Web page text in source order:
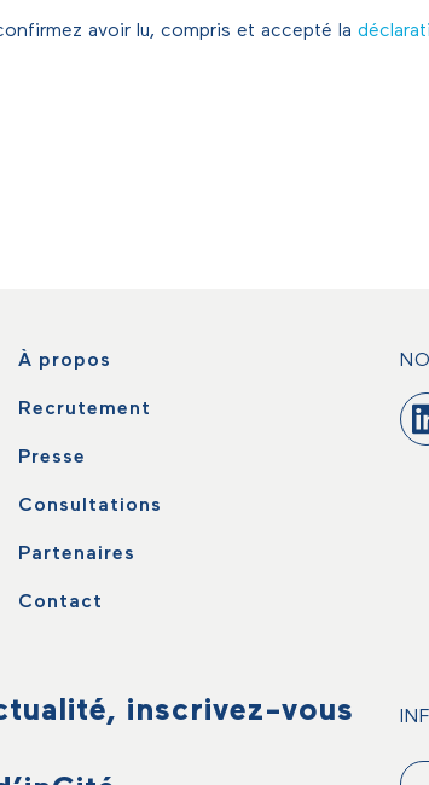
avoir lu, compris et accepté la
À propos
Recrutement
Presse
Consultations
Partenaires
Contact
inscrivez-vous